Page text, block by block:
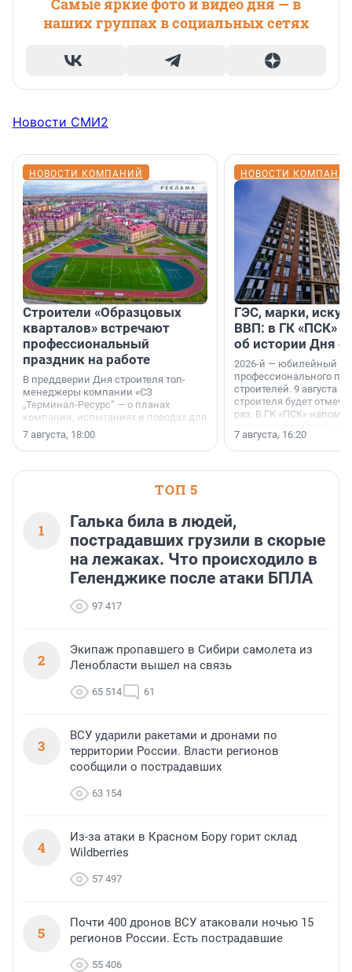
Самые яркие фото и видео дня — в
наших группах в социальных сетях
Новости СМИ2
НОВОСТИ КОМПАНИЙ
Строители «Образцовых
кварталов» встречают
профессиональный
праздник на работе
В преддверии Дня строителя топ-
менеджеры компании «СЗ
„Терминал-Ресурс“ — о планах
компании, испытаниях и поводах для
осторожного оптимизма.
7 августа, 18:00
НОВОСТИ
ГЭС, марки,
ВВП: в ГК «ПСК»
об истории Дня
2026-й — юбилейный
профессионального
строителей. 9 августа
строителя будет
раз. В ГК «ПСК»
поменялась роль
7 августа, 16:20
ТОП 5
1
Галька била в людей,
пострадавших грузили в скорые
на лежаках. Что происходило в
Геленджике после атаки БПЛА
97 417
2
Экипаж пропавшего в Сибири самолета из
Ленобласти вышел на связь
65 514 61
3
ВСУ ударили ракетами и дронами по
территории России. Власти регионов
сообщили о пострадавших
63 154
4
Из-за атаки в Красном Бору горит склад
Wildberries
57 497
5
Почти 400 дронов ВСУ атаковали ночью 15
регионов России. Есть пострадавшие
55 406